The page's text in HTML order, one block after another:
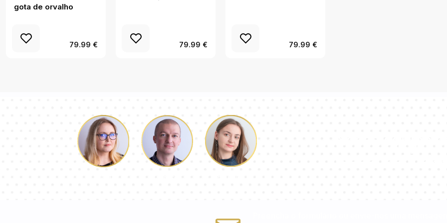
gota de orvalho
79.99 € 79.99 € 79.99 €